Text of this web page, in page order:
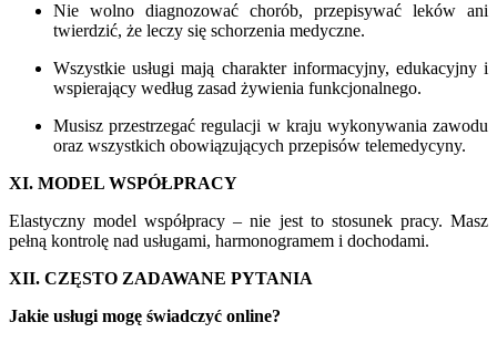
Nie wolno diagnozować chorób, przepisywać leków ani
twierdzić, że leczy się schorzenia medyczne.
Wszystkie usługi mają charakter informacyjny, edukacyjny i
wspierający według zasad żywienia funkcjonalnego.
Musisz przestrzegać regulacji w kraju wykonywania zawodu
oraz wszystkich obowiązujących przepisów telemedycyny.
XI. MODEL WSPÓŁPRACY
Elastyczny model współpracy – nie jest to stosunek pracy. Masz
pełną kontrolę nad usługami, harmonogramem i dochodami.
XII. CZĘSTO ZADAWANE PYTANIA
Jakie usługi mogę świadczyć online?